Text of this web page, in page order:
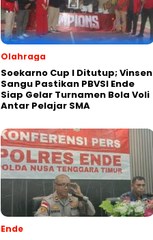
Olahraga
Soekarno Cup I Ditutup; Vinsen
Sangu Pastikan PBVSI Ende
Siap Gelar Turnamen Bola Voli
Antar Pelajar SMA
Ende